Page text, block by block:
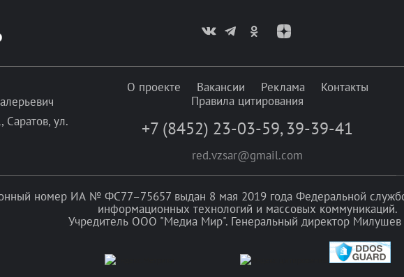
Саратов, ул.
О проекте Вакансии Реклама
Контакты
Правила цитирования
+7 (8452) 23-03-59, 39-39-41
red.vzsar@gmail.com
номер ИА № ФС77–75657 выдан 8 мая 2019 года Федеральной
информационных технологий и массовых коммуникаций.
Учредитель ООО "Медиа Мир". Генеральный директор